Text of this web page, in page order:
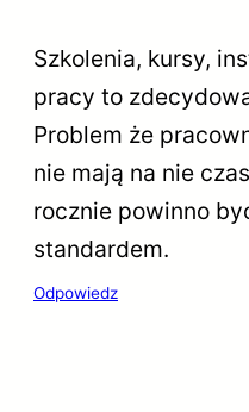
Szkolenia, kursy,
pracy to
Problem że
nie mają na nie
rocznie powinno
standardem.
Odpowiedz